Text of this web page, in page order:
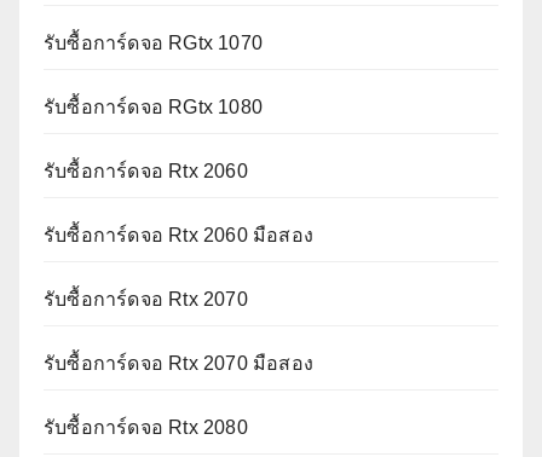
รับซื้อการ์ดจอ RGtx 1070
รับซื้อการ์ดจอ RGtx 1080
รับซื้อการ์ดจอ Rtx 2060
รับซื้อการ์ดจอ Rtx 2060 มือสอง
รับซื้อการ์ดจอ Rtx 2070
รับซื้อการ์ดจอ Rtx 2070 มือสอง
รับซื้อการ์ดจอ Rtx 2080